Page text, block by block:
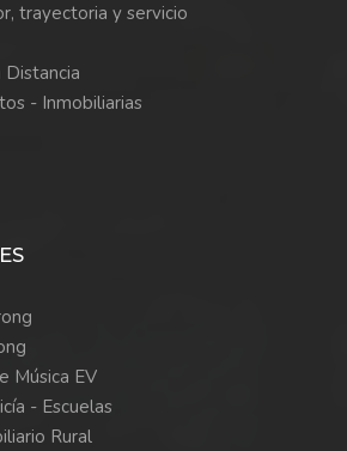
trayectoria y servicio
Distancia
- Inmobiliarias
Música EV
- Escuelas
Rural